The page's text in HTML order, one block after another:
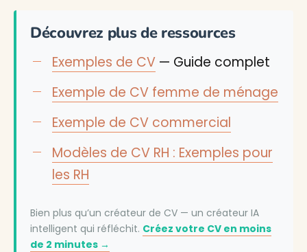
Découvrez plus de ressources
Exemples de CV — Guide complet
Exemple de CV femme de ménage
Exemple de CV commercial
Modèles de CV RH : Exemples pour
les RH
Bien plus qu’un créateur de CV — un créateur IA
intelligent qui réfléchit. Créez votre CV en moins
de 2 minutes →